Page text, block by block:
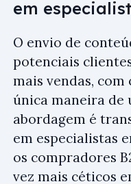
em
O envio de
potenciais
mais vendas, com
única maneira de
abordagem é
em especialistas
os compradores
vez mais céticos